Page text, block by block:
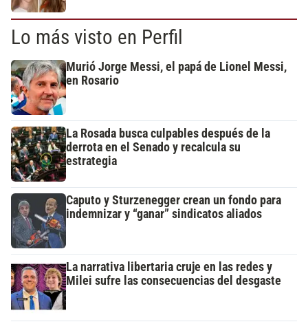
Lo más visto en Perfil
Murió Jorge Messi, el papá de Lionel Messi,
en Rosario
La Rosada busca culpables después de la
derrota en el Senado y recalcula su
estrategia
Caputo y Sturzenegger crean un fondo para
indemnizar y “ganar” sindicatos aliados
La narrativa libertaria cruje en las redes y
Milei sufre las consecuencias del desgaste